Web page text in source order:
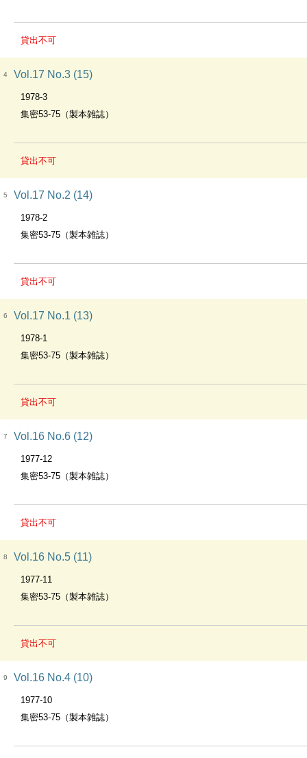
貸出不可
4 Vol.17 No.3 (15)
1978-3
集密53-75（製本雑誌）
貸出不可
5 Vol.17 No.2 (14)
1978-2
集密53-75（製本雑誌）
貸出不可
6 Vol.17 No.1 (13)
1978-1
集密53-75（製本雑誌）
貸出不可
7 Vol.16 No.6 (12)
1977-12
集密53-75（製本雑誌）
貸出不可
8 Vol.16 No.5 (11)
1977-11
集密53-75（製本雑誌）
貸出不可
9 Vol.16 No.4 (10)
1977-10
集密53-75（製本雑誌）